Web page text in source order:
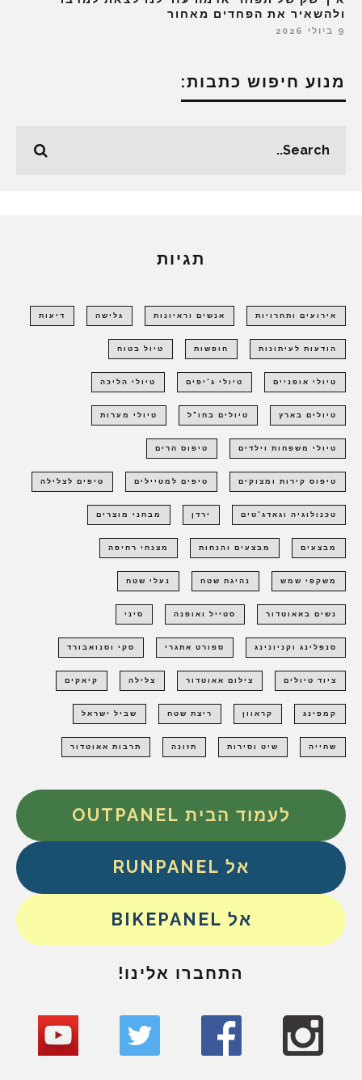
ולהשאיר את הפחדים מאחור
9 ביולי 2026
מנוע חיפוש כתבות:
תגיות
אירועים ותחרויות אנשים וראיונות גלישה דיעות
הודעות לעיתונות חופשות טיול בטוח
טיולי אופניים טיולי ג'יפים טיולי הליכה
טיולים בארץ טיולים בחו"ל טיולי מערות
טיולי משפחות וילדים טיפוס הרים
טיפוס קירות ומצוקים טיפים למטיילים טיפים לצלילה
טכנולוגיה וגאדג'טים ירדן מבחני מוצרים
מבצעים מבצעים והנחות מצנחי רחיפה
משקפי שמש נהיגת שטח נעלי שטח
נשים באאוטדור סטייל ואופנה סיני
סנפלינג וקניונינג ספורט אתגרי סקי וסנואבורד
ציוד טיולים צילום אאוטדור צלילה קיאקים
קמפינג קראוון ריצת שטח שביל ישראל
שחייה שיט וסירות תזונה תרבות אאוטדור
לעמוד הבית OUTPANEL
אל RUNPANEL
אל BIKEPANEL
התחברו אלינו!